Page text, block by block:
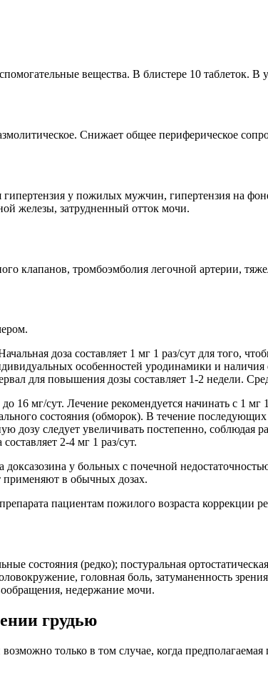
вещества. В блистере 10 таблеток. В
Снижает общее периферическое
гипертензия у пожилых мужчин, гипертензия на
железы, затрудненный отток мочи.
клапанов, тромбоэмболия легочной артерии,
доза составляет 1 мг 1 раз/сут для того,
особенностей уродинамики и
для повышения дозы составляет 1-2 недели.
16 мг/сут. Лечение рекомендуется начинать с 1
состояния (обморок). В течение
дозу следует увеличивать постепенно, соблюдая
2-4 мг 1 раз/сут.
у больных с почечной
применяют в обычных дозах.
пациентам пожилого возраста коррекции
состояния (редко); постуральная
головная боль, затуманенность
недержание мочи.
грудью
только в том случае, когда